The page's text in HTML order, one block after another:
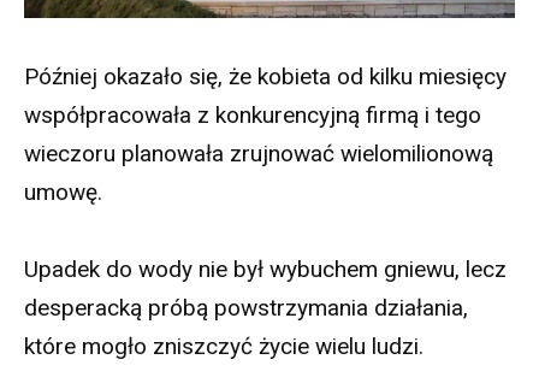
Później okazało się, że kobieta od kilku miesięcy
współpracowała z konkurencyjną firmą i tego
wieczoru planowała zrujnować wielomilionową
umowę.
Upadek do wody nie był wybuchem gniewu, lecz
desperacką próbą powstrzymania działania,
które mogło zniszczyć życie wielu ludzi.